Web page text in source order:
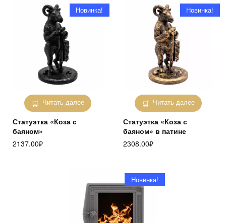
Читать далее
Новинка!
Статуэтка «Коза с
баяном»
2137.00₽
Читать далее
Новинка!
Статуэтка «Коза с
баяном» в патине
2308.00₽
Новинка!